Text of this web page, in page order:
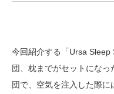
今回紹介する「Ursa
団、枕までがセットにな
団で、空気を注入した際